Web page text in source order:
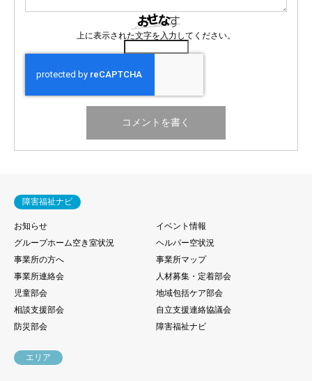
上に表示された文字を入力してください。
障害福祉ナビ
お知らせ
イベント情報
グループホーム空き室状況
ヘルパー空状況
事業所の方へ
事業所マップ
事業所連絡会
人材募集・定着部会
児童部会
地域包括ケア部会
相談支援部会
自立支援連絡協議会
防災部会
障害福祉ナビ
エリア